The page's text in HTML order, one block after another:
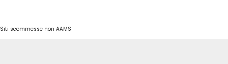
Siti scommesse non AAMS